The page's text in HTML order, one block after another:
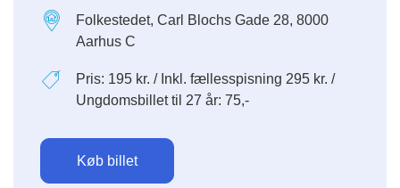
Folkestedet, Carl Blochs Gade 28, 8000
Aarhus C
Pris: 195 kr. / Inkl. fællesspisning 295 kr. /
Ungdomsbillet til 27 år: 75,-
Køb billet